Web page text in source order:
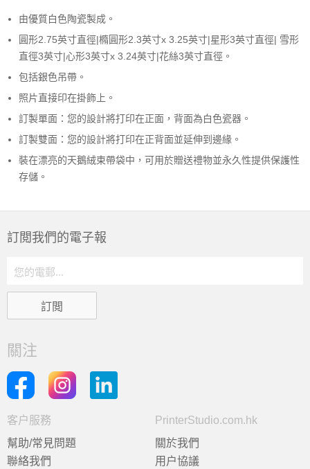
由優質白色陶瓷製成。
圓形2.75英寸直徑|橢圓形2.3英寸x 3.25英寸|星形3英寸直徑| 雪形
直徑3英寸|心形3英寸x 3.24英寸|花絲3英寸直徑。
包括銀色吊帶。
照片直接印在掛飾上。
訂製單面：您的設計將打印在正面，背面為白色瓷器。
訂製雙面：您的設計將打印在正背面並延伸到邊緣。
裝在漂亮的天鵝絨束帶袋中，可用於贈送禮物並永久性提供保護性
存儲。
訂閲我們的電子報
關注
客户服務
幫助/常見問題
聯絡我們
PrinterStudio.com.hk
關於我們
用户協議